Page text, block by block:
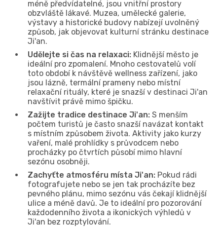
méně předvídatelné, jsou vnitřní prostory
obzvláště lákavé. Muzea, umělecké galerie,
výstavy a historické budovy nabízejí uvolněný
způsob, jak objevovat kulturní stránku destinace
Ji'an.
Udělejte si čas na relaxaci: Klidnější město je
ideální pro zpomalení. Mnoho cestovatelů volí
toto období k návštěvě wellness zařízení, jako
jsou lázně, termální prameny nebo místní
relaxační rituály, které je snazší v destinaci Ji'an
navštívit právě mimo špičku.
Zažijte tradice destinace Ji'an: S menším
počtem turistů je často snazší navázat kontakt
s místním způsobem života. Aktivity jako kurzy
vaření, malé prohlídky s průvodcem nebo
procházky po čtvrtích působí mimo hlavní
sezónu osobněji.
Zachyťte atmosféru místa Ji'an: Pokud rádi
fotografujete nebo se jen tak procházíte bez
pevného plánu, mimo sezónu vás čekají klidnější
ulice a méně davů. Je to ideální pro pozorování
každodenního života a ikonických výhledů v
Ji'an bez rozptylování.